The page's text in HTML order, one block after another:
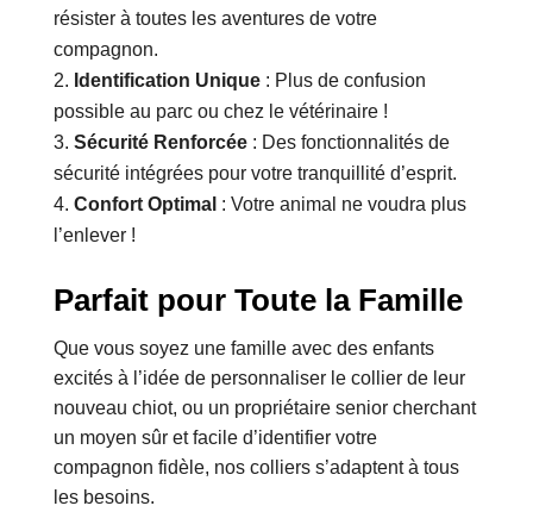
résister à toutes les aventures de votre
compagnon.
Identification Unique: Plus de confusion
possible au parc ou chez le vétérinaire !
Sécurité Renforcée: Des fonctionnalités de
sécurité intégrées pour votre tranquillité d’esprit.
Confort Optimal : Votre animal ne voudra plus
l’enlever !
Parfait pour Toute la Famille
Que vous soyez une famille avec des enfants
excités à l’idée de personnaliser le collier de leur
nouveau chiot, ou un propriétaire senior cherchant
un moyen sûr et facile d’identifier votre
compagnon fidèle, nos colliers s’adaptent à tous
les besoins.